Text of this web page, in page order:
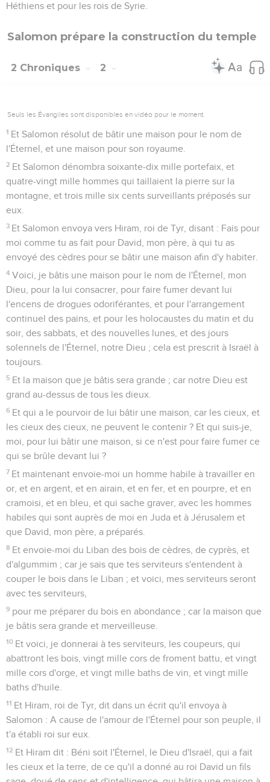
Héthiens et pour les rois de Syrie.
Salomon prépare la construction du temple
2 Chroniques 2
Seuls les Évangiles sont disponibles en vidéo pour le moment.
1 Et Salomon résolut de bâtir une maison pour le nom de
l'Éternel, et une maison pour son royaume.
2 Et Salomon dénombra soixante-dix mille portefaix, et
quatre-vingt mille hommes qui taillaient la pierre sur la
montagne, et trois mille six cents surveillants préposés sur
eux.
3 Et Salomon envoya vers Hiram, roi de Tyr, disant : Fais pour
moi comme tu as fait pour David, mon père, à qui tu as
envoyé des cèdres pour se bâtir une maison afin d'y habiter.
4 Voici, je bâtis une maison pour le nom de l'Éternel, mon
Dieu, pour la lui consacrer, pour faire fumer devant lui
l'encens de drogues odoriférantes, et pour l'arrangement
continuel des pains, et pour les holocaustes du matin et du
soir, des sabbats, et des nouvelles lunes, et des jours
solennels de l'Éternel, notre Dieu ; cela est prescrit à Israël à
toujours.
5 Et la maison que je bâtis sera grande ; car notre Dieu est
grand au-dessus de tous les dieux.
6 Et qui a le pourvoir de lui bâtir une maison, car les cieux, et
les cieux des cieux, ne peuvent le contenir ? Et qui suis-je,
moi, pour lui bâtir une maison, si ce n'est pour faire fumer ce
qui se brûle devant lui ?
7 Et maintenant envoie-moi un homme habile à travailler en
or, et en argent, et en airain, et en fer, et en pourpre, et en
cramoisi, et en bleu, et qui sache graver, avec les hommes
habiles qui sont auprès de moi en Juda et à Jérusalem et
que David, mon père, a préparés.
8 Et envoie-moi du Liban des bois de cèdres, de cyprès, et
d'algummim ; car je sais que tes serviteurs s'entendent à
couper le bois dans le Liban ; et voici, mes serviteurs seront
avec tes serviteurs,
9 pour me préparer du bois en abondance ; car la maison que
je bâtis sera grande et merveilleuse.
10 Et voici, je donnerai à tes serviteurs, les coupeurs, qui
abattront les bois, vingt mille cors de froment battu, et vingt
mille cors d'orge, et vingt mille baths de vin, et vingt mille
baths d'huile.
11 Et Hiram, roi de Tyr, dit dans un écrit qu'il envoya à
Salomon : A cause de l'amour de l'Éternel pour son peuple, il
t'a établi roi sur eux.
12 Et Hiram dit : Béni soit l'Éternel, le Dieu d'Israël, qui a fait
les cieux et la terre, de ce qu'il a donné au roi David un fils